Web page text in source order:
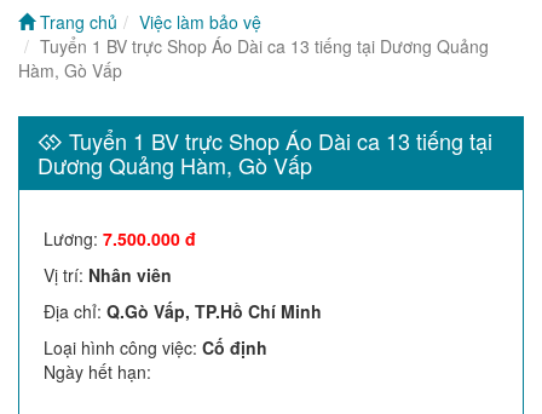
Trang chủ
Việc làm bảo vệ
Tuyển 1 BV trực Shop Áo Dài ca 13 tiếng tại Dương Quảng
Hàm, Gò Vấp
Tuyển 1 BV trực Shop Áo Dài ca 13 tiếng tại
Dương Quảng Hàm, Gò Vấp
Lương: 7.500.000 đ
Vị trí: Nhân viên
Địa chỉ: Q.Gò Vấp, TP.Hồ Chí Minh
Loại hình công việc: Cố định
Ngày hết hạn: